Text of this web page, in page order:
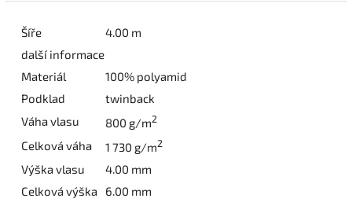
Šíře
4.00 m
další informace
Materiál
100% polyamid
Podklad
twinback
Váha vlasu
800 g/m2
Celková váha 1 730 g/m2
Výška vlasu
4.00 mm
Celková výška
6.00 mm